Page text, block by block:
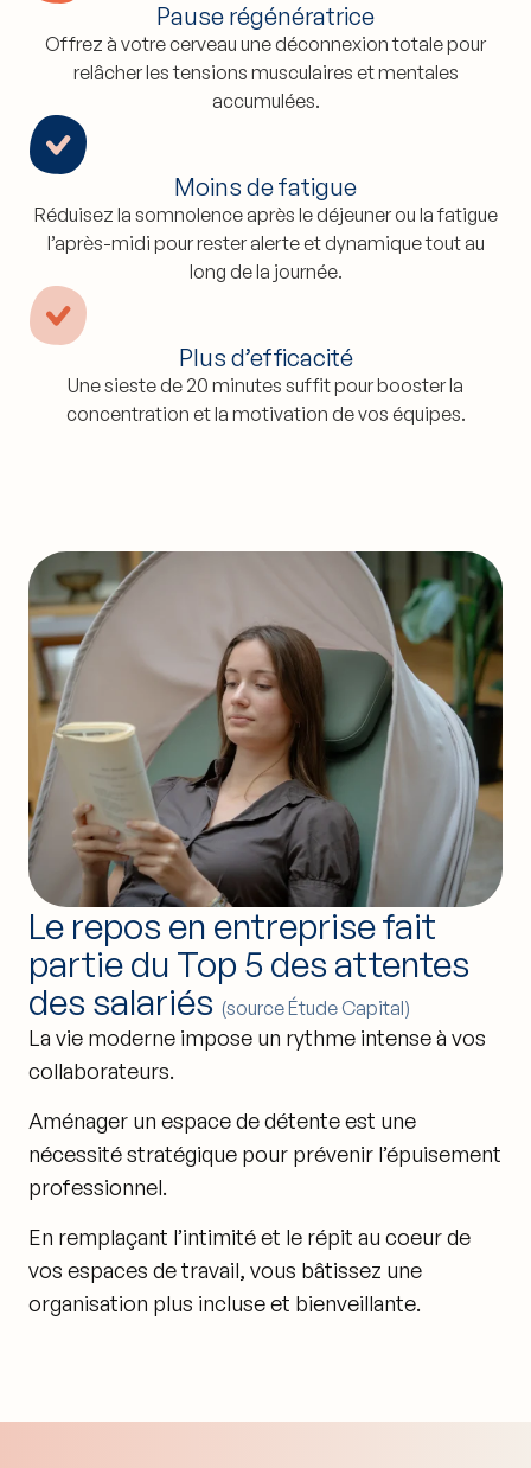
Pause régénératrice
Offrez à votre cerveau une déconnexion totale pour
relâcher les tensions musculaires et mentales
accumulées.
Moins de fatigue
Réduisez la somnolence après le déjeuner ou la fatigue
l’après-midi pour rester alerte et dynamique tout au
long de la journée.
Plus d’efficacité
Une sieste de 20 minutes suffit pour booster la
concentration et la motivation de vos équipes.
Le repos en entreprise fait
partie du Top 5 des attentes
des salariés (source Étude Capital)
La vie moderne impose un rythme intense à vos
collaborateurs.
Aménager un espace de détente est une
nécessité stratégique pour prévenir l’épuisement
professionnel.
En remplaçant l’intimité et le répit au coeur de
vos espaces de travail, vous bâtissez une
organisation plus incluse et bienveillante.